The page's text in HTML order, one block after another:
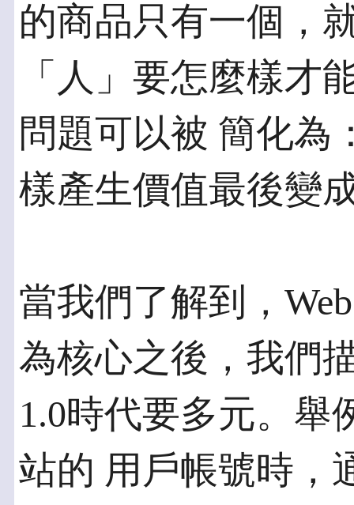
的商品只有一個，
「人」要怎麼樣才
問題可以被 簡化為
樣產生價值最後變
當我們了解到，
為核心之後，我們
1.0時代要多元。舉
站的 用戶帳號時，